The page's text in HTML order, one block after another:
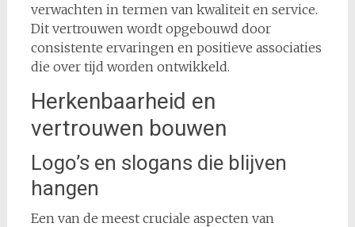
verwachten in termen van kwaliteit en service.
Dit vertrouwen wordt opgebouwd door
consistente ervaringen en positieve associaties
die over tijd worden ontwikkeld.
Herkenbaarheid en
vertrouwen bouwen
Logo’s en slogans die blijven
hangen
Een van de meest cruciale aspecten van